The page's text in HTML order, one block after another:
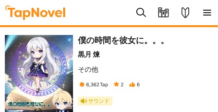
僕の時間を彼女に。。。
黒月 煉
その他
6,362Tap 2 6
サウンド